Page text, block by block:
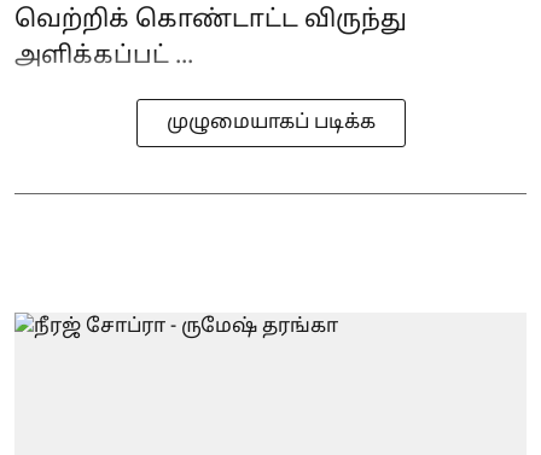
வெற்றிக் கொண்டாட்ட விருந்து
அளிக்கப்பட் ...
முழுமையாகப் படிக்க